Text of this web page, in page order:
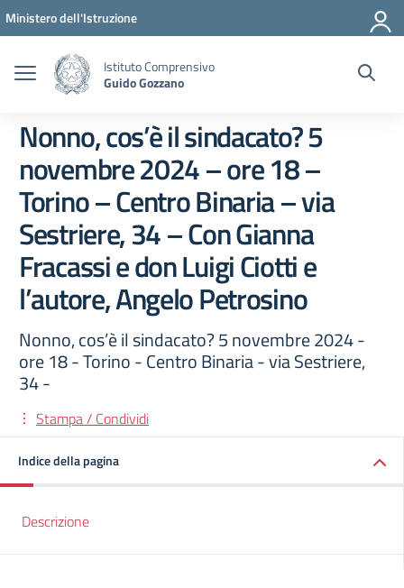
Vai ai contenuti
Vai al menu di navigazione
Vai al footer
Ministero dell'Istruzione
Istituto Comprensivo
Guido Gozzano
Nonno, cos’è il sindacato? 5
novembre 2024 – ore 18 –
Torino – Centro Binaria – via
Sestriere, 34 – Con Gianna
Fracassi e don Luigi Ciotti e
l’autore, Angelo Petrosino
Nonno, cos’è il sindacato? 5 novembre 2024 -
ore 18 - Torino - Centro Binaria - via Sestriere,
34 -
Stampa / Condividi
Indice della pagina
Descrizione